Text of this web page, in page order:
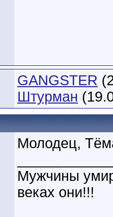
GANGSTER
Штурман
Молодец,
Мужчины
веках они!!!